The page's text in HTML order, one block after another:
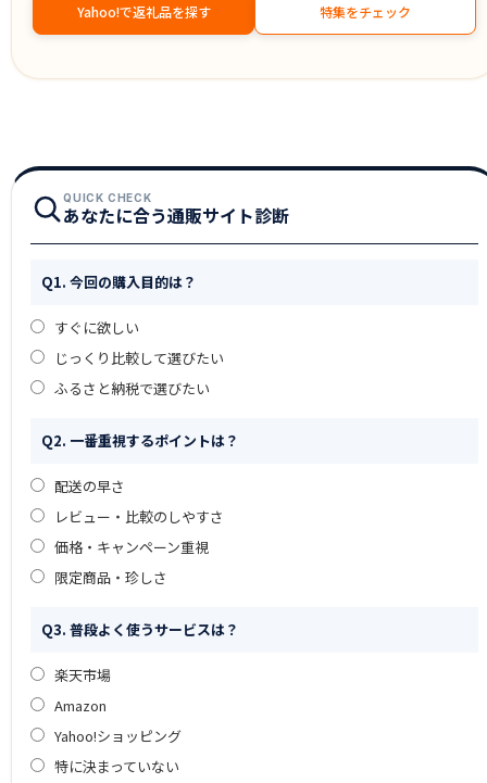
Yahoo!で返礼品を探す 特集をチェック
QUICK CHECK
あなたに合う通販サイト診断
Q1. 今回の購入目的は？
すぐに欲しい
じっくり比較して選びたい
ふるさと納税で選びたい
Q2. 一番重視するポイントは？
配送の早さ
レビュー・比較のしやすさ
価格・キャンペーン重視
限定商品・珍しさ
Q3. 普段よく使うサービスは？
楽天市場
Amazon
Yahoo!ショッピング
特に決まっていない